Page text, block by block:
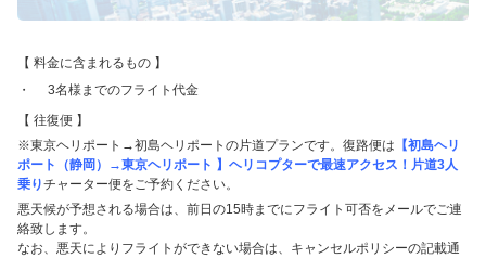
料金に含まれるもの
3名様までのフライト代金
往復便
※東京ヘリポート→初島ヘリポートの片道プランです。復路便は 【初島ヘリ
ポート（静岡）→東京ヘリポート 】ヘリコプターで最速アクセス！片道3人
乗りチャーター便をご予約ください。
悪天候が予想される場合は、前日の15時までにフライト可否をメールでご連
絡致します。
なお、悪天によりフライトができない場合は、キャンセルポリシーの記載通